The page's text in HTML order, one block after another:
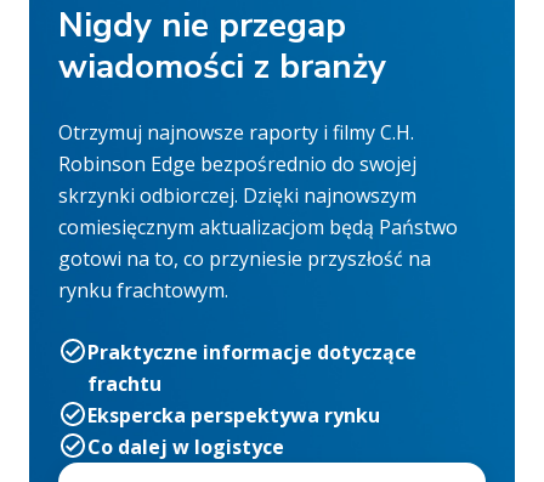
Nigdy nie przegap
wiadomości z branży
Otrzymuj najnowsze raporty i filmy C.H.
Robinson Edge bezpośrednio do swojej
skrzynki odbiorczej. Dzięki najnowszym
comiesięcznym aktualizacjom będą Państwo
gotowi na to, co przyniesie przyszłość na
rynku frachtowym.
Praktyczne informacje dotyczące
frachtu
Ekspercka perspektywa rynku
Co dalej w logistyce